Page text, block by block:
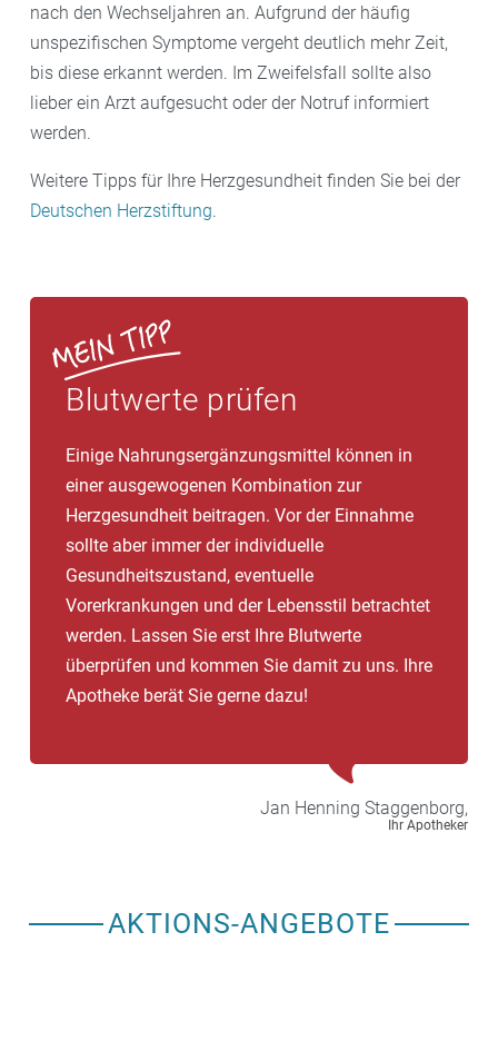
nach den Wechseljahren an. Aufgrund der häufig
unspezifischen Symptome vergeht deutlich mehr Zeit,
bis diese erkannt werden. Im Zweifelsfall sollte also
lieber ein Arzt aufgesucht oder der Notruf informiert
werden.
Weitere Tipps für Ihre Herzgesundheit finden Sie bei der
Deutschen Herzstiftung.
Blutwerte prüfen
Einige Nahrungsergänzungsmittel können in
einer ausgewogenen Kombination zur
Herzgesundheit beitragen. Vor der Einnahme
sollte aber immer der individuelle
Gesundheitszustand, eventuelle
Vorerkrankungen und der Lebensstil betrachtet
werden. Lassen Sie erst Ihre Blutwerte
überprüfen und kommen Sie damit zu uns. Ihre
Apotheke berät Sie gerne dazu!
Jan Henning Staggenborg,
Ihr Apotheker
AKTIONS-ANGEBOTE